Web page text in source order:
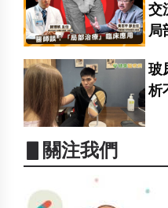
交
局
玻
析
▋關注我們